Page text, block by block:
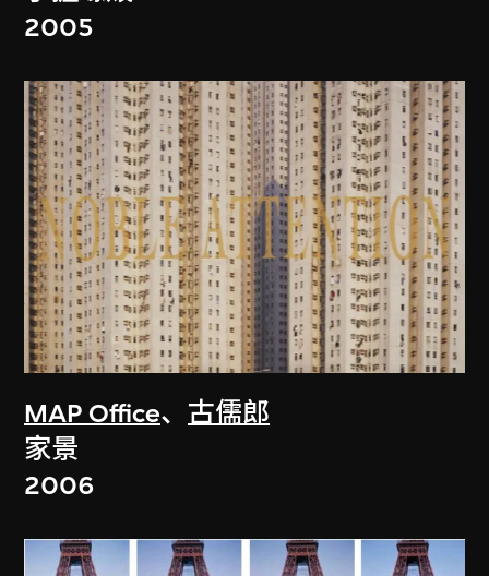
2005
MAP Office、 古儒郎
家景
2006